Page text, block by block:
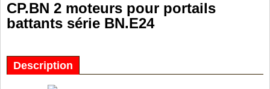
CP.BN 2 moteurs pour portails
battants série BN.E24
Description